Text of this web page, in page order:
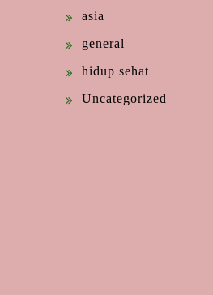
asia
general
hidup sehat
Uncategorized